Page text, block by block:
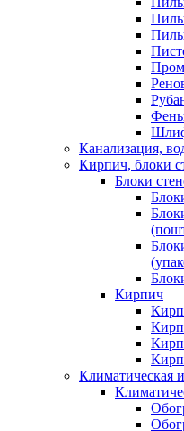
Фены
Канализация,
Кирпич, блоки
Блоки
Кирпич
Климатическая